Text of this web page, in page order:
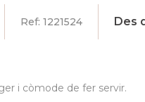
Ref: 1221524 Des
i còmode de fer servir.